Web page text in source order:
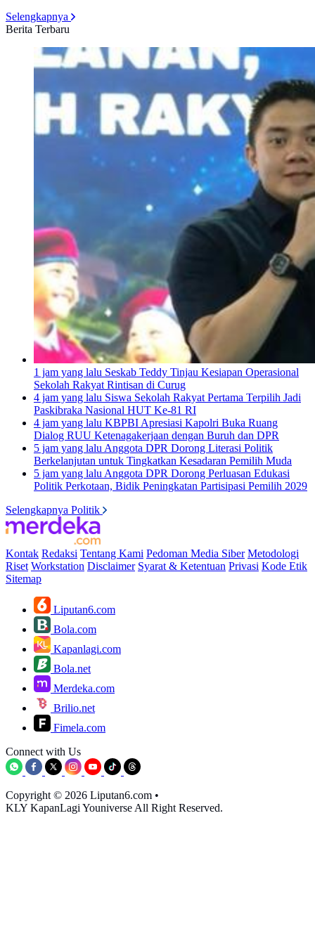
Selengkapnya
Berita Terbaru
1 jam yang lalu Seskab Teddy Tinjau Kesiapan Operasional
Sekolah Rakyat Rintisan di Curug
4 jam yang lalu Siswa Sekolah Rakyat Pertama Terpilih Jadi
Paskibraka Nasional HUT Ke-81 RI
4 jam yang lalu KBPBI Apresiasi Kapolri Buka Ruang
Dialog RUU Ketenagakerjaan dengan Buruh dan DPR
5 jam yang laluAnggota DPR Dorong Literasi Politik
Berkelanjutan untuk Tingkatkan Kesadaran Pemilih Muda
5 jam yang laluAnggota DPR Dorong Perluasan Edukasi
Politik Perkotaan, Bidik Peningkatan Partisipasi Pemilih 2029
Selengkapnya Politik
Kontak Redaksi Tentang Kami Pedoman Media Siber Metodologi
Riset Workstation Disclaimer Syarat & Ketentuan Privasi Kode Etik
Sitemap
Liputan6.com
Bola.com
Kapanlagi.com
Bola.net
Merdeka.com
Brilio.net
Fimela.com
Connect with Us
Copyright © 2026 Liputan6.com •
KLY KapanLagi Youniverse All Right Reserved.